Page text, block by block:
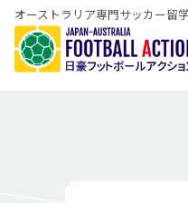
オーストラリア専門サッカー留